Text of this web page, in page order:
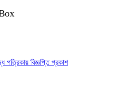
পত্রিকায় বিজ্ঞপ্তি প্রকাশ